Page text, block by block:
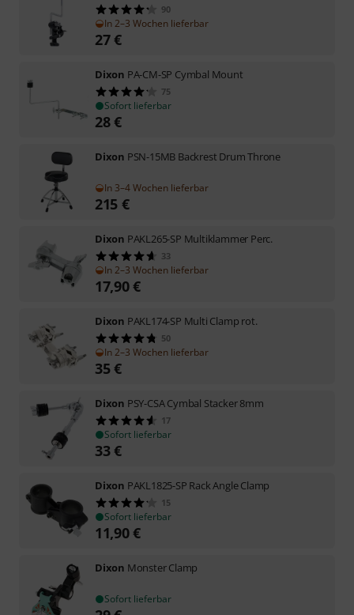
90
In 2–3 Wochen lieferbar
27€
Dixon PA-CM-SP Cymbal Mount
75
Sofort lieferbar
28€
Dixon PSN-15MB Backrest Drum Throne
In 3–4 Wochen lieferbar
215 €
Dixon PAKL265-SP Multiklammer Perc.
33
In 2–3 Wochen lieferbar
17,90€
Dixon PAKL174-SP Multi Clamp rot.
50
In 2–3 Wochen lieferbar
35€
Dixon PSY-CSA Cymbal Stacker 8mm
17
Sofort lieferbar
33€
Dixon PAKL1825-SP Rack Angle Clamp
15
Sofort lieferbar
11,90€
Dixon Monster Clamp
Sofort lieferbar